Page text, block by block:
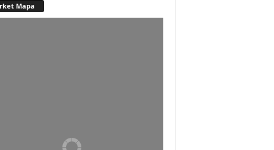
Mapa